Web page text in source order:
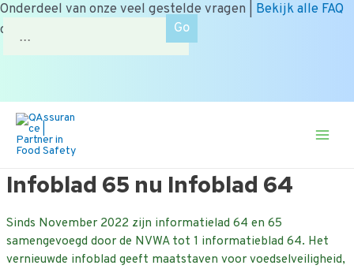
Onderdeel van onze veel gestelde vragen | Bekijk alle FAQ
of zoek op onderwerp.
Zoek
naar:
naar
Infoblad 65 nu Infoblad 64
Sinds November 2022 zijn informatielad 64 en 65
samengevoegd door de NVWA tot 1 informatieblad 64. Het
vernieuwde infoblad geeft maatstaven voor voedselveiligheid,